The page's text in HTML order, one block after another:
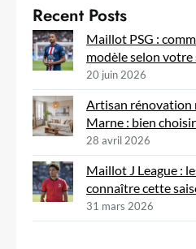
Recent Posts
Maillot PSG :
modèle selon
20 juin 2026
Artisan rénovation
Marne : bien
28 avril 2026
Maillot J League :
connaître cette
31 mars 2026